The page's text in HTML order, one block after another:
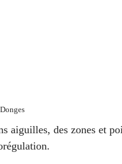
aiguilles, des zones et